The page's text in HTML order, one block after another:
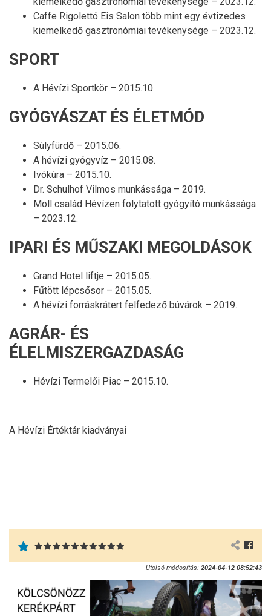
Caffe Rigolettó Eis Salon több mint egy évtizedes
kiemelkedő gasztronómiai tevékenysége – 2023.12.
SPORT
A Hévízi Sportkör – 2015.10.
GYÓGYÁSZAT ÉS ÉLETMÓD
Súlyfürdő – 2015.06.
A hévízi gyógyvíz – 2015.08.
Ivókúra – 2015.10.
Dr. Schulhof Vilmos munkássága – 2019.
Moll család Hévízen folytatott gyógyító munkássága
– 2023.12.
IPARI ÉS MŰSZAKI MEGOLDÁSOK
Grand Hotel liftje – 2015.05.
Fűtött lépcsősor – 2015.05.
A hévízi forráskrátert felfedező búvárok – 2019.
AGRÁR- ÉS
ÉLELMISZERGAZDASÁG
Hévízi Termelői Piac – 2015.10.
A Hévízi Értéktár kiadványai
Utolsó módosítás: 2024-04-12 08:52:43